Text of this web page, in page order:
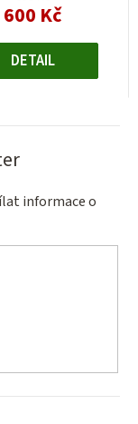
600 KčMěrná
DETAIL
informace o